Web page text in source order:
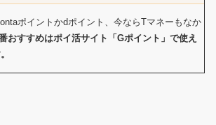
ポイントかdポイント、今ならTマネーもなか
おすすめはポイ活サイト「Gポイント」で使え